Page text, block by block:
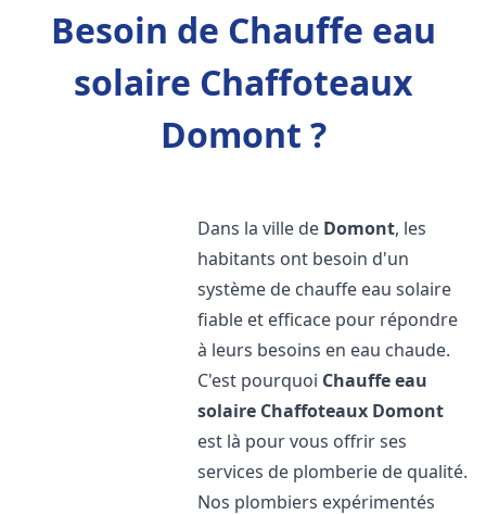
Besoin de Chauffe eau
solaire Chaffoteaux
Domont ?
Dans la ville de Domont, les
habitants ont besoin d'un
système de chauffe eau solaire
fiable et efficace pour répondre
à leurs besoins en eau chaude.
C'est pourquoi Chauffe eau
solaire Chaffoteaux Domont
est là pour vous offrir ses
services de plomberie de qualité.
Nos plombiers expérimentés